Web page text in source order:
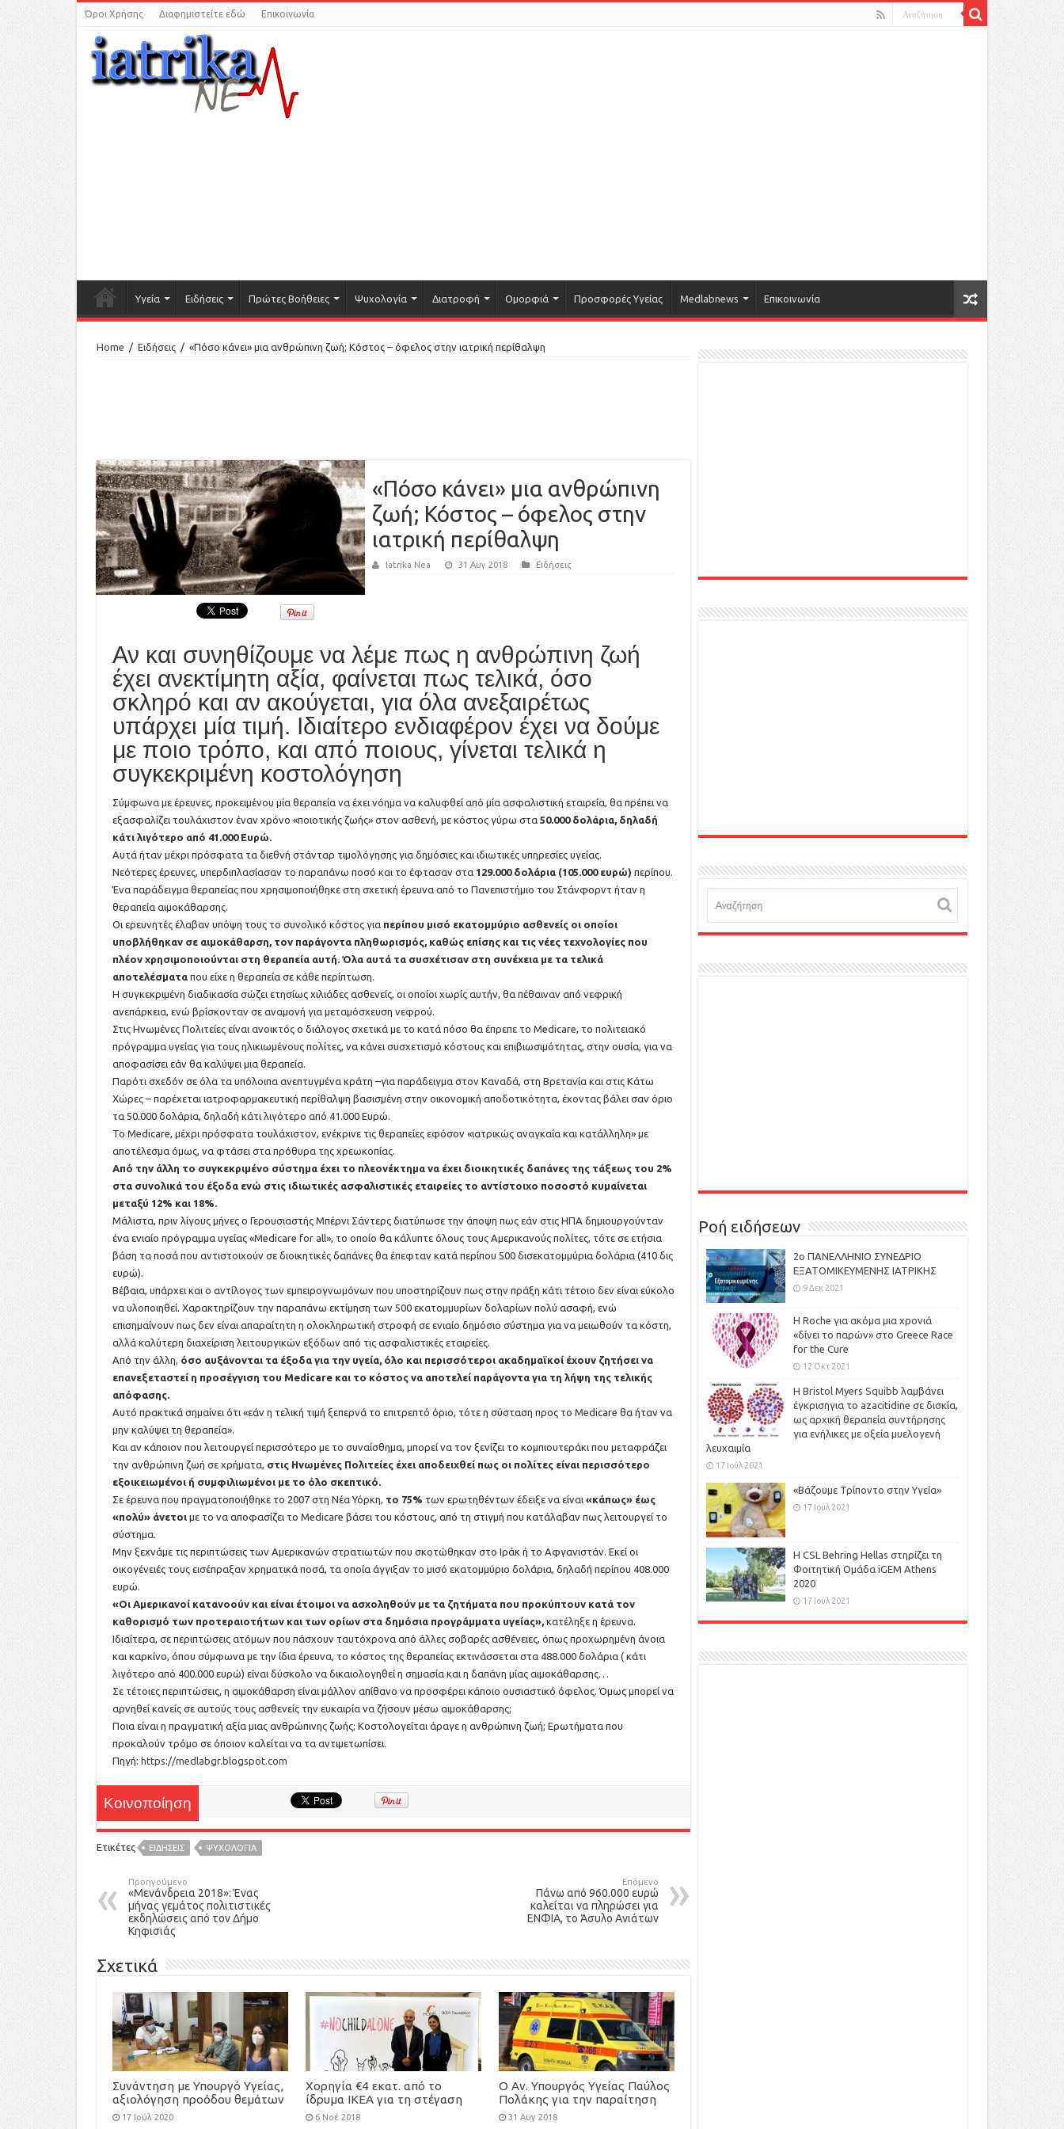
Όροι Χρήσης Διαφημιστείτε εδώ Επικοινωνία
Υγεία Ειδήσεις Πρώτες Βοήθειες Ψυχολογία Διατροφή Ομορφιά Προσφορές Υγείας Medlabnews Επικοινωνία
Home / Ειδήσεις / «Πόσο κάνει» μια ανθρώπινη ζωή; Κόστος – όφελος στην ιατρική περίθαλψη
«Πόσο κάνει» μια ανθρώπινη
ζωή; Κόστος – όφελος στην
ιατρική περίθαλψη
Iatrika Nea 31 Αυγ 2018 Ειδήσεις
Αν και συνηθίζουμε να λέμε πως η ανθρώπινη ζωή
έχει ανεκτίμητη αξία, φαίνεται πως τελικά, όσο
σκληρό και αν ακούγεται, για όλα ανεξαιρέτως
υπάρχει μία τιμή. Ιδιαίτερο ενδιαφέρον έχει να δούμε
με ποιο τρόπο, και από ποιους, γίνεται τελικά η
συγκεκριμένη κοστολόγηση
Σύμφωνα με έρευνες, προκειμένου μία θεραπεία να έχει νόημα να καλυφθεί από μία ασφαλιστική εταιρεία, θα πρέπει να
εξασφαλίζει τουλάχιστον έναν χρόνο «ποιοτικής ζωής» στον ασθενή, με κόστος γύρω στα 50.000 δολάρια, δηλαδή
κάτι λιγότερο από 41.000 Ευρώ.
Αυτά ήταν μέχρι πρόσφατα τα διεθνή στάνταρ τιμολόγησης για δημόσιες και ιδιωτικές υπηρεσίες υγείας.
Νεότερες έρευνες, υπερδιπλασίασαν το παραπάνω ποσό και το έφτασαν στα 129.000 δολάρια (105.000 ευρώ) περίπου.
Ένα παράδειγμα θεραπείας που χρησιμοποιήθηκε στη σχετική έρευνα από το Πανεπιστήμιο του Στάνφορντ ήταν η
θεραπεία αιμοκάθαρσης.
Οι ερευνητές έλαβαν υπόψη τους το συνολικό κόστος για περίπου μισό εκατομμύριο ασθενείς οι οποίοι
υποβλήθηκαν σε αιμοκάθαρση, τον παράγοντα πληθωρισμός, καθώς επίσης και τις νέες τεχνολογίες που
πλέον χρησιμοποιούνται στη θεραπεία αυτή. Όλα αυτά τα συσχέτισαν στη συνέχεια με τα τελικά
αποτελέσματα που είχε η θεραπεία σε κάθε περίπτωση.
Η συγκεκριμένη διαδικασία σώζει ετησίως χιλιάδες ασθενείς, οι οποίοι χωρίς αυτήν, θα πέθαιναν από νεφρική
ανεπάρκεια, ενώ βρίσκονταν σε αναμονή για μεταμόσχευση νεφρού.
Στις Ηνωμένες Πολιτείες είναι ανοικτός ο διάλογος σχετικά με το κατά πόσο θα έπρεπε το Medicare, το πολιτειακό
πρόγραμμα υγείας για τους ηλικιωμένους πολίτες, να κάνει συσχετισμό κόστους και επιβιωσιμότητας, στην ουσία, για να
αποφασίσει εάν θα καλύψει μια θεραπεία.
Παρότι σχεδόν σε όλα τα υπόλοιπα ανεπτυγμένα κράτη –για παράδειγμα στον Καναδά, στη Βρετανία και στις Κάτω
Χώρες – παρέχεται ιατροφαρμακευτική περίθαλψη βασισμένη στην οικονομική αποδοτικότητα, έχοντας βάλει σαν όριο
τα 50.000 δολάρια, δηλαδή κάτι λιγότερο από 41.000 Ευρώ.
Το Medicare, μέχρι πρόσφατα τουλάχιστον, ενέκρινε τις θεραπείες εφόσον «ιατρικώς αναγκαία και κατάλληλη» με
αποτέλεσμα όμως, να φτάσει στα πρόθυρα της χρεωκοπίας.
Από την άλλη το συγκεκριμένο σύστημα έχει το πλεονέκτημα να έχει διοικητικές δαπάνες της τάξεως του 2%
στα συνολικά του έξοδα ενώ στις ιδιωτικές ασφαλιστικές εταιρείες το αντίστοιχο ποσοστό κυμαίνεται
μεταξύ 12% και 18%.
Μάλιστα, πριν λίγους μήνες ο Γερουσιαστής Μπέρνι Σάντερς διατύπωσε την άποψη πως εάν στις ΗΠΑ δημιουργούνταν
ένα ενιαίο πρόγραμμα υγείας «Medicare for all», το οποίο θα κάλυπτε όλους τους Αμερικανούς πολίτες, τότε σε ετήσια
βάση τα ποσά που αντιστοιχούν σε διοικητικές δαπάνες θα έπεφταν κατά περίπου 500 δισεκατομμύρια δολάρια (410 δις
ευρώ).
Βέβαια, υπάρχει και ο αντίλογος των εμπειρογνωμόνων που υποστηρίζουν πως στην πράξη κάτι τέτοιο δεν είναι εύκολο
να υλοποιηθεί. Χαρακτηρίζουν την παραπάνω εκτίμηση των 500 εκατομμυρίων δολαρίων πολύ ασαφή, ενώ
επισημαίνουν πως δεν είναι απαραίτητη η ολοκληρωτική στροφή σε ενιαίο δημόσιο σύστημα για να μειωθούν τα κόστη,
αλλά καλύτερη διαχείριση λειτουργικών εξόδων από τις ασφαλιστικές εταιρείες.
Από την άλλη, όσο αυξάνονται τα έξοδα για την υγεία, όλο και περισσότεροι ακαδημαϊκοί έχουν ζητήσει να
επανεξεταστεί η προσέγγιση του Medicare και το κόστος να αποτελεί παράγοντα για τη λήψη της τελικής
απόφασης.
Αυτό πρακτικά σημαίνει ότι «εάν η τελική τιμή ξεπερνά το επιτρεπτό όριο, τότε η σύσταση προς το Medicare θα ήταν να
μην καλύψει τη θεραπεία».
Και αν κάποιον που λειτουργεί περισσότερο με το συναίσθημα, μπορεί να τον ξενίζει το κομπιουτεράκι που μεταφράζει
την ανθρώπινη ζωή σε χρήματα, στις Ηνωμένες Πολιτείες έχει αποδειχθεί πως οι πολίτες είναι περισσότερο
εξοικειωμένοι ή συμφιλιωμένοι με το όλο σκεπτικό.
Σε έρευνα που πραγματοποιήθηκε το 2007 στη Νέα Υόρκη, το 75% των ερωτηθέντων έδειξε να είναι «κάπως» έως
«πολύ» άνετοι με το να αποφασίζει το Medicare βάσει του κόστους, από τη στιγμή που κατάλαβαν πως λειτουργεί το
σύστημα.
Μην ξεχνάμε τις περιπτώσεις των Αμερικανών στρατιωτών που σκοτώθηκαν στο Ιράκ ή το Αφγανιστάν. Εκεί οι
οικογένειές τους εισέπραξαν χρηματικά ποσά, τα οποία άγγιξαν το μισό εκατομμύριο δολάρια, δηλαδή περίπου 408.000
ευρώ.
«Οι Αμερικανοί κατανοούν και είναι έτοιμοι να ασχοληθούν με τα ζητήματα που προκύπτουν κατά τον
καθορισμό των προτεραιοτήτων και των ορίων στα δημόσια προγράμματα υγείας», κατέληξε η έρευνα.
Ιδιαίτερα, σε περιπτώσεις ατόμων που πάσχουν ταυτόχρονα από άλλες σοβαρές ασθένειες, όπως προχωρημένη άνοια
και καρκίνο, όπου σύμφωνα με την ίδια έρευνα, το κόστος της θεραπείας εκτινάσσεται στα 488.000 δολάρια ( κάτι
λιγότερο από 400.000 ευρώ) είναι δύσκολο να δικαιολογηθεί η σημασία και η δαπάνη μίας αιμοκάθαρσης…
Σε τέτοιες περιπτώσεις, η αιμοκάθαρση είναι μάλλον απίθανο να προσφέρει κάποιο ουσιαστικό όφελος. Όμως μπορεί να
αρνηθεί κανείς σε αυτούς τους ασθενείς την ευκαιρία να ζήσουν μέσω αιμοκάθαρσης;
Ποια είναι η πραγματική αξία μιας ανθρώπινης ζωής; Κοστολογείται άραγε η ανθρώπινη ζωή; Ερωτήματα που
προκαλούν τρόμο σε όποιον καλείται να τα αντιμετωπίσει.
Πηγή: https://medlabgr.blogspot.com
Κοινοποίηση
Ετικέτες ΕΙΔΉΣΕΙΣ ΨΥΧΟΛΟΓΙΑ
Προηγούμενο
«Μενάνδρεια 2018»: Ένας
μήνας γεμάτος πολιτιστικές
εκδηλώσεις από τον Δήμο
Κηφισιάς
Επόμενο
Πάνω από 960.000 ευρώ
καλείται να πληρώσει για
ΕΝΦΙΑ, το Άσυλο Ανιάτων
Σχετικά
Συνάντηση με Υπουργό Υγείας,
αξιολόγηση προόδου θεμάτων
Κυστικής Ίνωσης
17 Ιούλ 2020
Χορηγία €4 εκατ. από το
ίδρυμα ΙΚΕΑ για τη στέγαση
και την φροντίδα 100
6 Νοέ 2018
Ο Αν. Υπουργός Υγείας Παύλος
Πολάκης για την παραίτηση
του Κ. Καρακατσιανόπουλου
31 Αυγ 2018
Ροή ειδήσεων
2ο ΠΑΝΕΛΛΗΝΙΟ ΣΥΝΕΔΡΙΟ
ΕΞΑΤΟΜΙΚΕΥΜΕΝΗΣ ΙΑΤΡΙΚΗΣ
9 Δεκ 2021
H Roche για ακόμα μια χρονιά
«δίνει το παρών» στο Greece Race
for the Cure
12 Οκτ 2021
Η Bristol Myers Squibb λαμβάνει
έγκρισηγια το azacitidine σε δισκία,
ως αρχική θεραπεία συντήρησης
για ενήλικες με οξεία μυελογενή
λευχαιμία
17 Ιούλ 2021
«Βάζουμε Τρίποντο στην Υγεία»
17 Ιούλ 2021
H CSL Behring Hellas στηρίζει τη
Φοιτητική Ομάδα iGEM Athens
2020
17 Ιούλ 2021